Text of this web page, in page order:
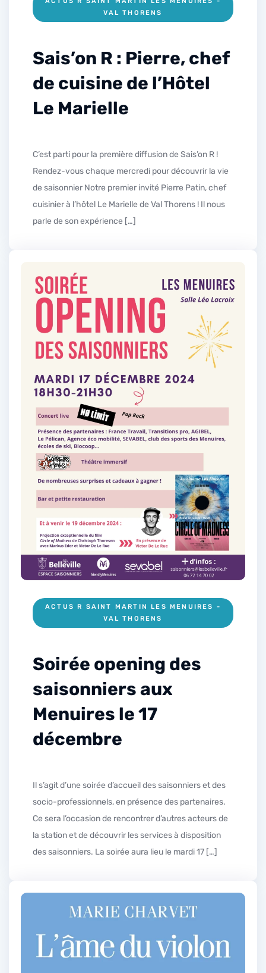
VAL THORENS
Sais’on R : Pierre, chef
de cuisine de l’Hôtel
Le Marielle
C’est parti pour la première diffusion de Sais’on R !
Rendez-vous chaque mercredi pour découvrir la vie
de saisonnier Notre premier invité Pierre Patin, chef
cuisinier à l’hôtel Le Marielle de Val Thorens ! Il nous
parle de son expérience […]
ACTUS R SAINT MARTIN LES MENUIRES -
VAL THORENS
Soirée opening des
saisonniers aux
Menuires le 17
décembre
Il s’agit d’une soirée d’accueil des saisonniers et des
socio-professionnels, en présence des partenaires.
Ce sera l’occasion de rencontrer d’autres acteurs de
la station et de découvrir les services à disposition
des saisonniers. La soirée aura lieu le mardi 17 […]